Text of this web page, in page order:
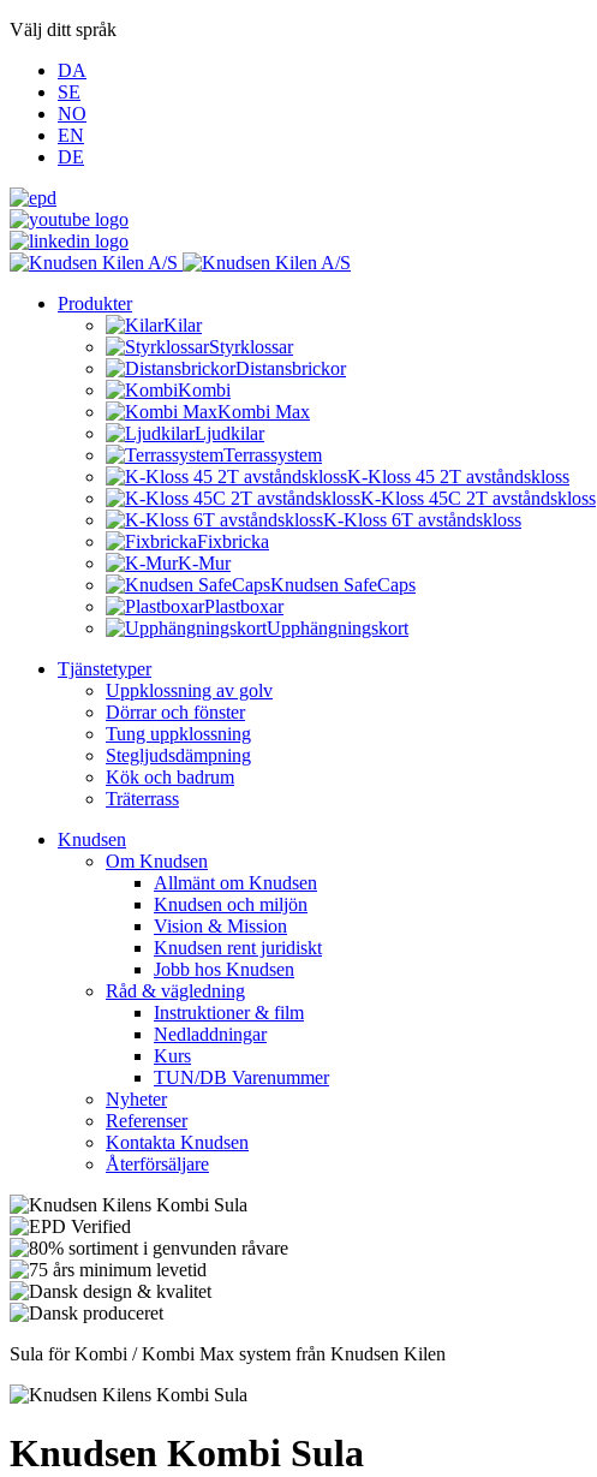
Välj ditt språk
DA
SE
NO
EN
DE
Produkter
Kilar
Styrklossar
Distansbrickor
Kombi
Kombi Max
Ljudkilar
Terrassystem
K-Kloss 45 2T avståndskloss
K-Kloss 45C 2T avståndskloss
K-Kloss 6T avståndskloss
Fixbricka
K-Mur
Knudsen SafeCaps
Plastboxar
Upphängningskort
Tjänstetyper
Uppklossning av golv
Dörrar och fönster
Tung uppklossning
Stegljudsdämpning
Kök och badrum
Träterrass
Knudsen
Om Knudsen
Allmänt om Knudsen
Knudsen och miljön
Vision & Mission
Knudsen rent juridiskt
Jobb hos Knudsen
Råd & vägledning
Instruktioner & film
Nedladdningar
Kurs
TUN/DB Varenummer
Nyheter
Referenser
Kontakta Knudsen
Återförsäljare
Sula för Kombi / Kombi Max system från Knudsen Kilen
Knudsen Kombi Sula